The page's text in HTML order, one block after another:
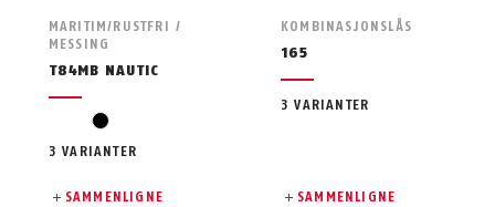
MARITIM/RUSTFRI /
MESSING
T84MB NAUTIC
svart
3 VARIANTER
SAMMENLIGNE
KOMBINASJONSLÅS
165
3 VARIANTER
SAMMENLIGNE